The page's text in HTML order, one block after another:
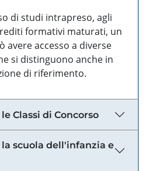
di studi intrapreso, agli
formativi maturati, un
avere accesso a diverse
si distinguono anche in
di riferimento.
Classi di Concorso
scuola dell'infanzia e